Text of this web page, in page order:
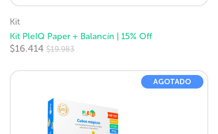
Kit
Kit PleIQ Paper + Balancín | 15% Off
$16.414 Precio
habitual
$19.983
AGOTADO